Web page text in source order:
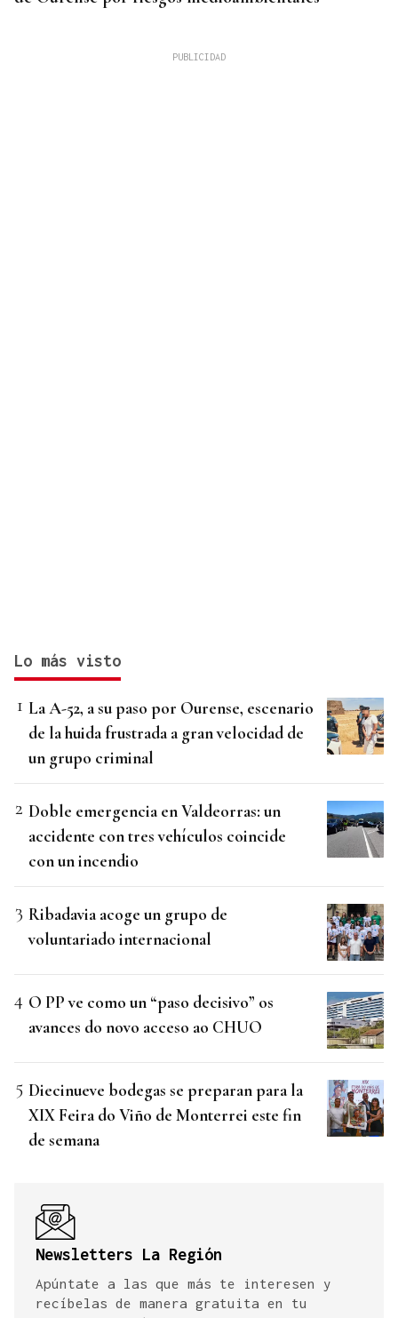
Lo más visto
La A-52, a su paso por Ourense, escenario
de la huida frustrada a gran velocidad de
un grupo criminal
Doble emergencia en Valdeorras: un
accidente con tres vehículos coincide
con un incendio
Ribadavia acoge un grupo de
voluntariado internacional
O PP ve como un “paso decisivo” os
avances do novo acceso ao CHUO
Diecinueve bodegas se preparan para la
XIX Feira do Viño de Monterrei este fin
de semana
Newsletters La Región
Apúntate a las que más te interesen y
recíbelas de manera gratuita en tu